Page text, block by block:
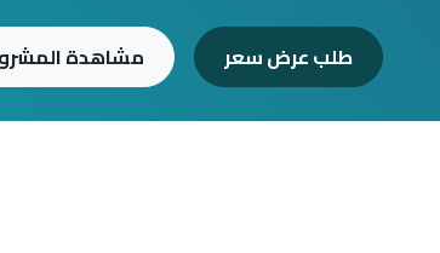
طلب عرض سعر مشاهدة